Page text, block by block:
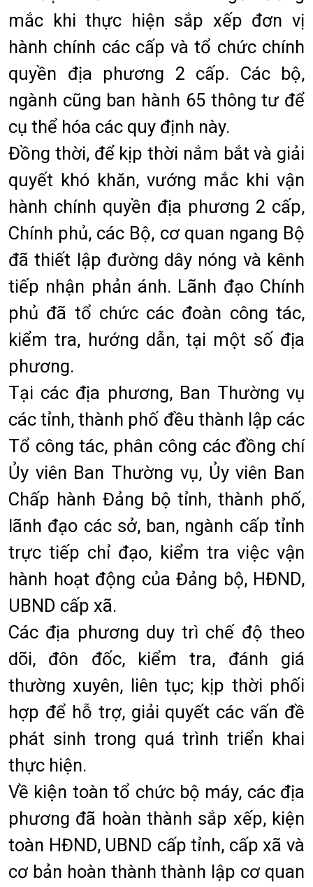
mắc khi thực hiện sắp xếp đơn vị
hành chính các cấp và tổ chức chính
quyền địa phương 2 cấp. Các bộ,
ngành cũng ban hành 65 thông tư để
cụ thể hóa các quy định này.
Đồng thời, để kịp thời nắm bắt và giải
quyết khó khăn, vướng mắc khi vận
hành chính quyền địa phương 2 cấp,
Chính phủ, các Bộ, cơ quan ngang Bộ
đã thiết lập đường dây nóng và kênh
tiếp nhận phản ánh. Lãnh đạo Chính
phủ đã tổ chức các đoàn công tác,
kiểm tra, hướng dẫn, tại một số địa
phương.
Tại các địa phương, Ban Thường vụ
các tỉnh, thành phố đều thành lập các
Tổ công tác, phân công các đồng chí
Ủy viên Ban Thường vụ, Ủy viên Ban
Chấp hành Đảng bộ tỉnh, thành phố,
lãnh đạo các sở, ban, ngành cấp tỉnh
trực tiếp chỉ đạo, kiểm tra việc vận
hành hoạt động của Đảng bộ, HĐND,
UBND cấp xã.
Các địa phương duy trì chế độ theo
dõi, đôn đốc, kiểm tra, đánh giá
thường xuyên, liên tục; kịp thời phối
hợp để hỗ trợ, giải quyết các vấn đề
phát sinh trong quá trình triển khai
thực hiện.
Về kiện toàn tổ chức bộ máy, các địa
phương đã hoàn thành sắp xếp, kiện
toàn HĐND, UBND cấp tỉnh, cấp xã và
cơ bản hoàn thành thành lập cơ quan